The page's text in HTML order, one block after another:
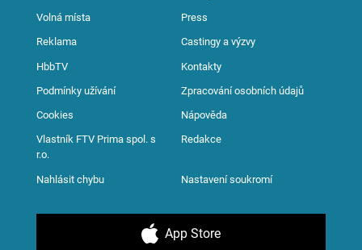
Volná místa Press
Reklama Castingy a výzvy
HbbTV Kontakty
Podmínky užívání Zpracování osobních údajů
Cookies Nápověda
Vlastník FTV Prima spol. s
r.o.
Redakce
Nahlásit chybu Nastavení soukromí
App Store